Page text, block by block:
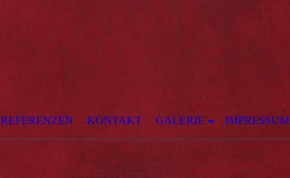
REFERENZEN KONTAKT GALERIE IMPRESSUM